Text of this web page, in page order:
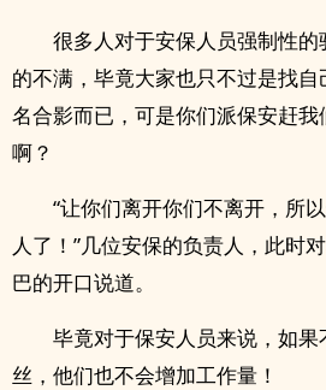
很多人对于安保人员强制性
的不满，毕竟大家也只不过是找
名合影而已，可是你们派保安赶
啊？
“让你们离开你们不离开，所
人了！”几位安保的负责人，此时
巴的开口说道。
毕竟对于保安人员来说，如
丝，他们也不会增加工作量！